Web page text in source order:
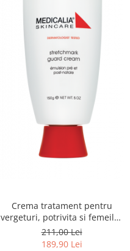
Crema tratament pentru
vergeturi, potrivita si femeilor
insarcinate, Stretchmark
Guard Cream - 150ml
211,00 Lei
189,90 Lei